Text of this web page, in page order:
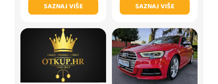
SAZNAJ VIŠE
SAZNAJ VIŠE